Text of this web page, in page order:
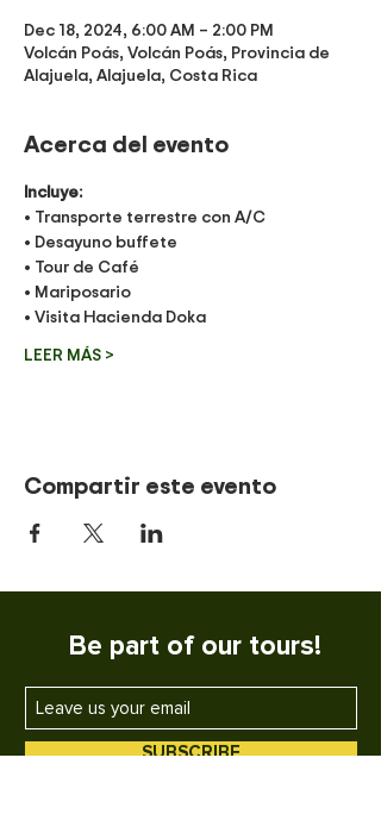
Dec 18, 2024, 6:00 AM – 2:00 PM
Volcán Poás, Volcán Poás, Provincia de
Alajuela, Alajuela, Costa Rica
Acerca del evento
Incluye:
• Transporte terrestre con A/C
• Desayuno buffete
• Tour de Café
• Mariposario
• Visita Hacienda Doka
LEER MÁS >
Compartir este evento
Be part of our tours!
SUBSCRIBE